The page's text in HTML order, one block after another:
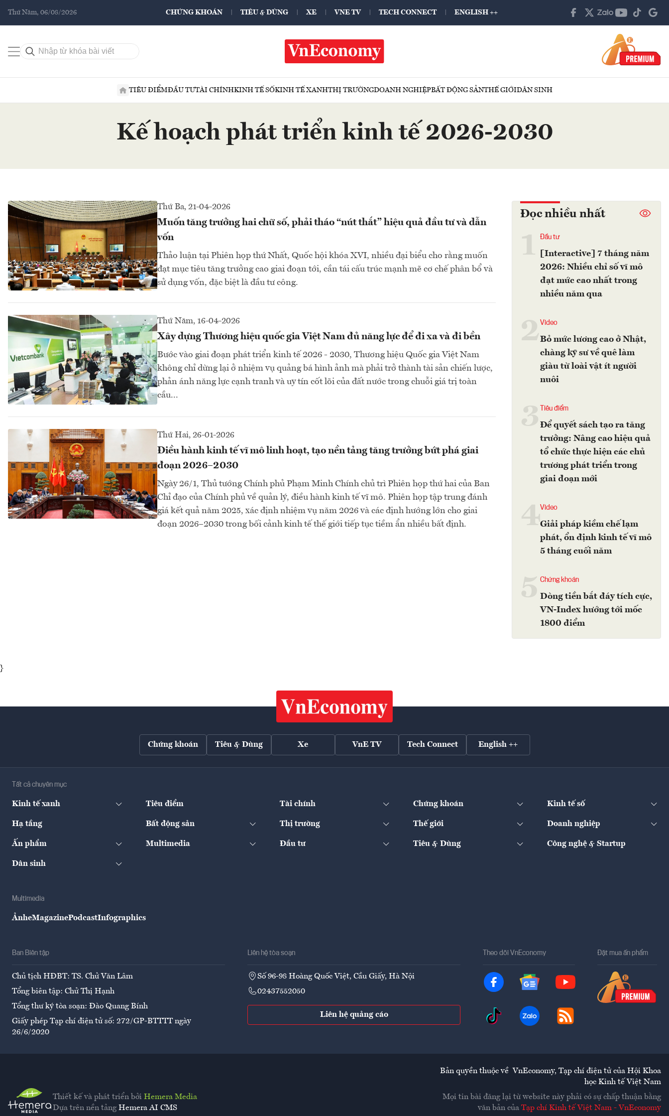
Thứ Năm, 06/08/2026 CHỨNG KHOÁN TIÊU & DÙNG XE VNE TV TECH CONNECT ENGLISH ++
TIÊU ĐIỂMĐẦU TƯTÀI CHÍNHKINH TẾ SỐKINH TẾ XANHTHỊ TRƯỜNGDOANH NGHIỆPBẤT ĐỘNG SẢNTHẾ GIỚIDÂN SINH
Kế hoạch phát triển kinh tế 2026-2030
Thứ Ba, 21-04-2026
Muốn tăng trưởng hai chữ số, phải tháo “nút thắt” hiệu quả đầu tư và dẫn
vốn
Thảo luận tại Phiên họp thứ Nhất, Quốc hội khóa XVI, nhiều đại biểu cho rằng muốn
đạt mục tiêu tăng trưởng cao giai đoạn tới, cần tái cấu trúc mạnh mẽ cơ chế phân bổ và
sử dụng vốn, đặc biệt là đầu tư công.
Thứ Năm, 16-04-2026
Xây dựng Thương hiệu quốc gia Việt Nam đủ năng lực để đi xa và đi bền
Bước vào giai đoạn phát triển kinh tế 2026 - 2030, Thương hiệu Quốc gia Việt Nam
không chỉ dừng lại ở nhiệm vụ quảng bá hình ảnh mà phải trở thành tài sản chiến lược,
phản ánh năng lực cạnh tranh và uy tín cốt lõi của đất nước trong chuỗi giá trị toàn
cầu...
Thứ Hai, 26-01-2026
Điều hành kinh tế vĩ mô linh hoạt, tạo nền tảng tăng trưởng bứt phá giai
đoạn 2026–2030
Ngày 26/1, Thủ tướng Chính phủ Phạm Minh Chính chủ trì Phiên họp thứ hai của Ban
Chỉ đạo của Chính phủ về quản lý, điều hành kinh tế vĩ mô. Phiên họp tập trung đánh
giá kết quả năm 2025, xác định nhiệm vụ năm 2026 và các định hướng lớn cho giai
đoạn 2026–2030 trong bối cảnh kinh tế thế giới tiếp tục tiềm ẩn nhiều bất định.
Đọc nhiều nhất
Đầu tư
[Interactive] 7 tháng năm
2026: Nhiều chỉ số vĩ mô
đạt mức cao nhất trong
nhiều năm qua
2Video
Bỏ mức lương cao ở Nhật,
chàng kỹ sư về quê làm
giàu từ loài vật ít người
nuôi
Tiêu điểm
Để quyết sách tạo ra tăng
trưởng: Nâng cao hiệu quả
tổ chức thực hiện các chủ
trương phát triển trong
giai đoạn mới
4Video
Giải pháp kiềm chế lạm
phát, ổn định kinh tế vĩ mô
5 tháng cuối năm
Chứng khoán
Dòng tiền bắt đáy tích cực,
VN-Index hướng tới mốc
1800 điểm
}
Chứng khoán Tiêu & Dùng Xe VnE TV Tech Connect English ++
Tất cả chuyên mục
Kinh tế xanh Tiêu điểm Tài chính Chứng khoán Kinh tế số
Hạ tầng Bất động sản Thị trường Thế giới Doanh nghiệp
Ấn phẩm Multimedia Đầu tư Tiêu & Dùng Công nghệ & Startup
Dân sinh
Multimedia
ẢnheMagazinePodcastInfographics
Ban Biên tập
Chủ tịch HĐBT: TS. Chử Văn Lâm
Tổng biên tập: Chử Thị Hạnh
Tổng thư ký tòa soạn: Đào Quang Bính
Giấy phép Tạp chí điện tử số: 272/GP-BTTTT ngày
26/6/2020
Liên hệ tòa soạn
Số 96-98 Hoàng Quốc Việt, Cầu Giấy, Hà Nội
02437552050
Liên hệ quảng cáo
Theo dõi VnEconomy Đặt mua ấn phẩm
Thiết kế và phát triển bởi Hemera Media
Dựa trên nền tảng Hemera AI CMS
Bản quyền thuộc về VnEconomy, Tạp chí điện tử của Hội Khoa
học Kinh tế Việt Nam
Mọi tin bài đăng lại từ website này phải có sự chấp thuận bằng
văn bản của Tạp chí Kinh tế Việt Nam - VnEconomy